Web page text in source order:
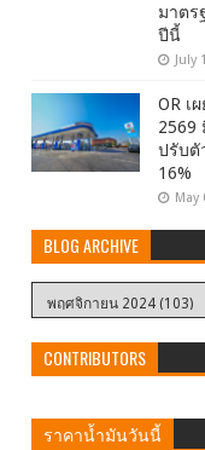
มาตร
ปีนี้
July
OR เ
2569
ปรับตั
16%
May
BLOG ARCHIVE
CONTRIBUTORS
ราคาน้ำมันวันนี้